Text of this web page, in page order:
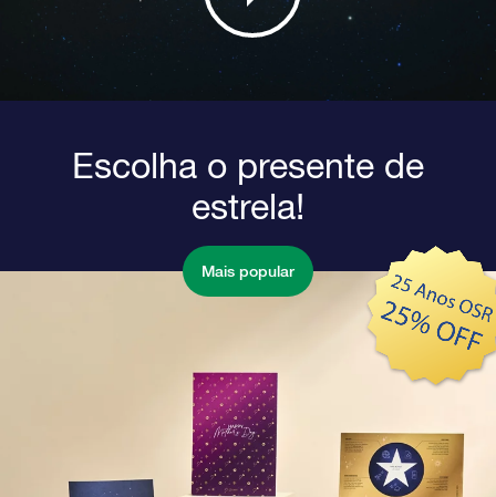
Escolha o presente de
estrela!
Mais popular